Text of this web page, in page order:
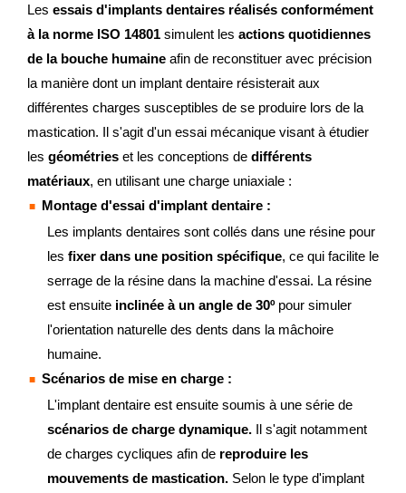
Les essais d'implants dentaires réalisés conformément
à la norme ISO 14801 simulent les actions quotidiennes
de la bouche humaine afin de reconstituer avec précision
la manière dont un implant dentaire résisterait aux
différentes charges susceptibles de se produire lors de la
mastication. Il s'agit d'un essai mécanique visant à étudier
les géométries et les conceptions de différents
matériaux, en utilisant une charge uniaxiale :
Montage d'essai d'implant dentaire :
Les implants dentaires sont collés dans une résine pour
les fixer dans une position spécifique, ce qui facilite le
serrage de la résine dans la machine d'essai. La résine
est ensuite inclinée à un angle de 30ºpour simuler
l'orientation naturelle des dents dans la mâchoire
humaine.
Scénarios de mise en charge :
L'implant dentaire est ensuite soumis à une série de
scénarios de charge dynamique. Il s'agit notamment
de charges cycliques afin de reproduire les
mouvements de mastication. Selon le type d'implant